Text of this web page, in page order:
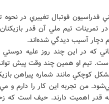
فدراسيون فوتبال تغييري در
تمرينات تيم ملي آن قدر
دچار آسيب ديدگي شده‌اند.
که در اين چند روز عليه
است. تيم او همين چند وقت پيش
مشکل کوچکي مانند شماره پيراهن
من تجربه اين کار را دارم و
قدر اهميت دارند. حيف است که